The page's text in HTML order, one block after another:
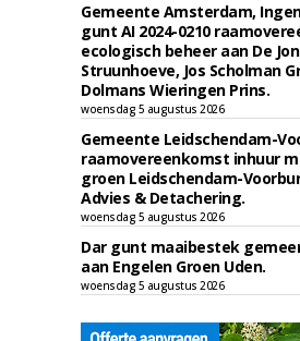
Gemeente Amsterdam,
gunt AI 2024-0210
ecologisch beheer aan De
Struunhoeve, Jos Scholman
Dolmans Wieringen Prins.
woensdag 5 augustus 2026
Gemeente Leidschendam-
raamovereenkomst inhuur
groen Leidschendam-
Advies & Detachering.
woensdag 5 augustus 2026
Dar gunt maaibestek
aan Engelen Groen Uden.
woensdag 5 augustus 2026